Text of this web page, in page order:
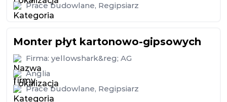
Prace budowlane, Regipsiarz
Monter płyt kartonowo-gipsowych
Firma: yellowshark&reg; AG
Anglia
Prace budowlane, Regipsiarz